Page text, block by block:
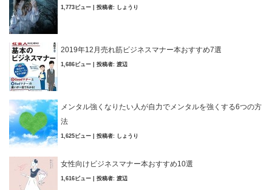
1,773ビュー 投稿者: しょうり
2019年12月売れ筋ビジネスマナー本おすすめ7選
1,686ビュー 投稿者: 渡辺
メンタル強くなりたい人が自力でメンタルを強くする6つの方
法
1,625ビュー 投稿者: しょうり
女性向けビジネスマナー本おすすめ10選
1,616ビュー 投稿者: 渡辺